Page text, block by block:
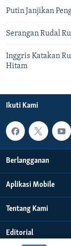
Putin Janjikan
Serangan Rudal
Inggris Katakan
Hitam
Ikuti Kami
Berlangganan
Aplikasi Mobile
Tentang Kami
Editorial